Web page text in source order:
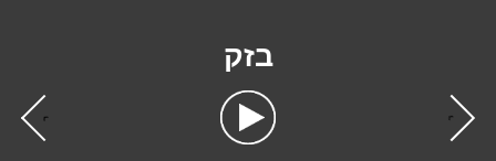
בזק
‹
›